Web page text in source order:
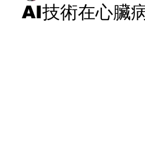
AI技術在心臟